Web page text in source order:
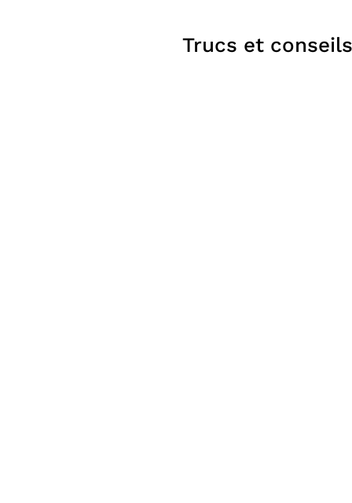
Trucs et conseils